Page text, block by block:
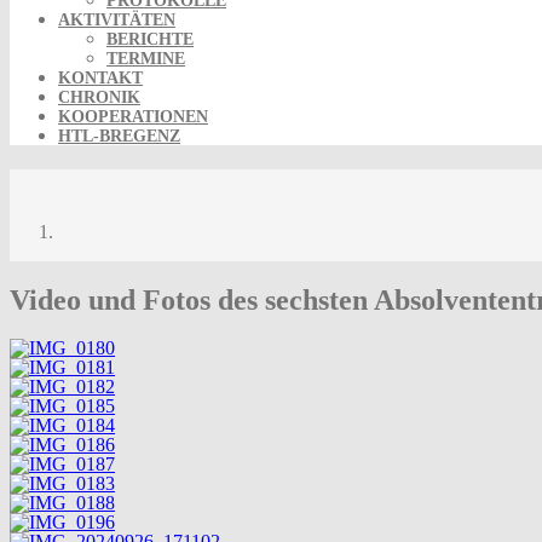
AKTIVITÄTEN
BERICHTE
TERMINE
KONTAKT
CHRONIK
KOOPERATIONEN
HTL-BREGENZ
Video und Fotos des sechsten